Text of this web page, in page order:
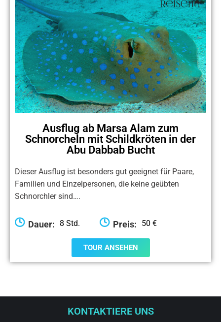
Ausflug ab Marsa Alam zum
Schnorcheln mit Schildkröten in der
Abu Dabbab Bucht
Dieser Ausflug ist besonders gut geeignet für Paare,
Familien und Einzelpersonen, die keine geübten
Schnorchler sind….
Dauer: 8 Std. Preis: 50 €
TOUR ANSEHEN
KONTAKTIERE UNS